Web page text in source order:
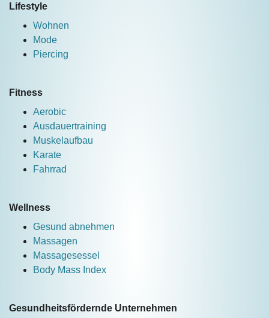
Lifestyle
Wohnen
Mode
Piercing
Fitness
Aerobic
Ausdauertraining
Muskelaufbau
Karate
Fahrrad
Wellness
Gesund abnehmen
Massagen
Massagesessel
Body Mass Index
Gesundheitsfördernde Unternehmen